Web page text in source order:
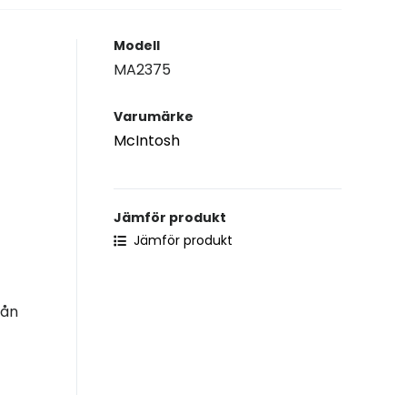
Modell
MA2375
Varumärke
McIntosh
Jämför produkt
Jämför produkt